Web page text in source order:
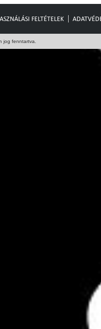
FELTÉTELEK
jog fenntartva.